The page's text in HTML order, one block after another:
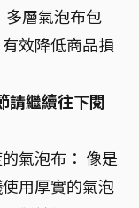
多層氣泡布包
效降低商品損
請繼續往下閱
氣泡布： 像是
用厚實的氣泡